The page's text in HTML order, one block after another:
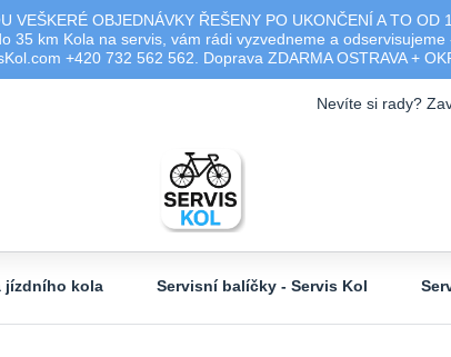
OBJEDNÁVKY ŘEŠENY PO UKONČENÍ A TO
35 km Kola na servis, vám rádi vyzvedneme a
+420 732 562 562. Doprava ZDARMA OSTRAVA +
Nevíte si rady?
jízdního kola Servisní balíčky - Servis Kol